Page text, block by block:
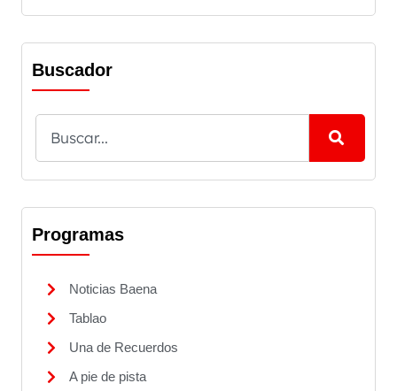
Buscador
Programas
Noticias Baena
Tablao
Una de Recuerdos
A pie de pista